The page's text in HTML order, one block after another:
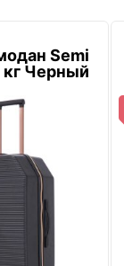
Semi
кг Черный